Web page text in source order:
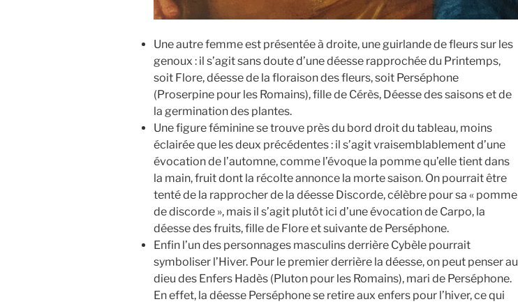
Une autre femme est présentée à droite, une guirlande de fleurs sur les
genoux : il s’agit sans doute d’une déesse rapprochée du Printemps,
soit Flore, déesse de la floraison des fleurs, soit Perséphone
(Proserpine pour les Romains), fille de Cérès, Déesse des saisons et de
la germination des plantes.
Une figure féminine se trouve près du bord droit du tableau, moins
éclairée que les deux précédentes : il s’agit vraisemblablement d’une
évocation de l’automne, comme l’évoque la pomme qu’elle tient dans
la main, fruit dont la récolte annonce la morte saison. On pourrait être
tenté de la rapprocher de la déesse Discorde, célèbre pour sa « pomme
de discorde », mais il s’agit plutôt ici d’une évocation de Carpo, la
déesse des fruits, fille de Flore et suivante de Perséphone.
Enfin l’un des personnages masculins derrière Cybèle pourrait
symboliser l’Hiver. Pour le premier derrière la déesse, on peut penser au
dieu des Enfers Hadès (Pluton pour les Romains), mari de Perséphone.
En effet, la déesse Perséphone se retire aux enfers pour l’hiver, ce qui